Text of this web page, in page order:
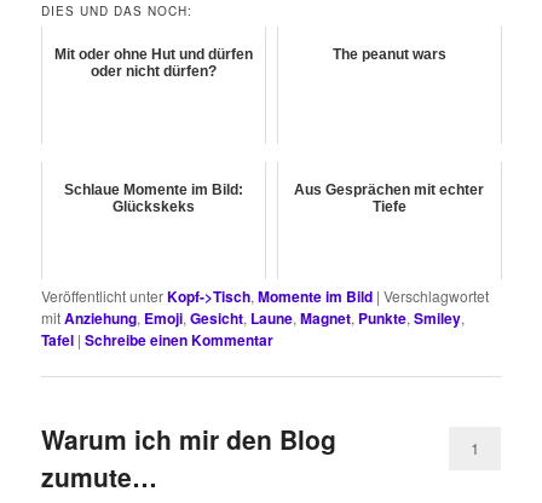
DIES UND DAS NOCH:
Mit oder ohne Hut und dürfen
oder nicht dürfen?
The peanut wars
Schlaue Momente im Bild:
Glückskeks
Aus Gesprächen mit echter
Tiefe
Veröffentlicht unterKopf->Tisch,Momente im Bild |Verschlagwortet
mitAnziehung, Emoji,Gesicht, Laune,Magnet, Punkte,Smiley,
Tafel |Schreibe einen Kommentar
Warum ich mir den Blog
zumute…
1